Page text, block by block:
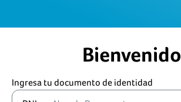
Bienvenido
Ingresa tu documento de identidad